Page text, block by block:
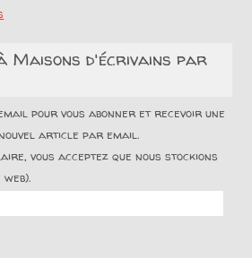
Maisons d'écrivains par
pour vous abonner et recevoir une
article par email.
vous acceptez que nous stockions